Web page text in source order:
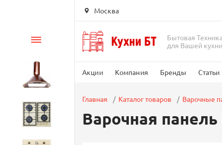
Москва
Бытовая Техника
для Вашей кухни
Акции Компания Бренды Статьи
Каталог
Вытяжки
Варочные панели
Главная Каталог товаров Варочные
Варочная панель